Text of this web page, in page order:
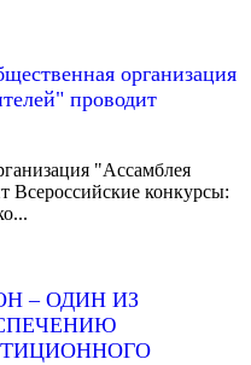
организация
проводит
"Ассамблея
Всероссийские конкурсы:
– ОДИН ИЗ